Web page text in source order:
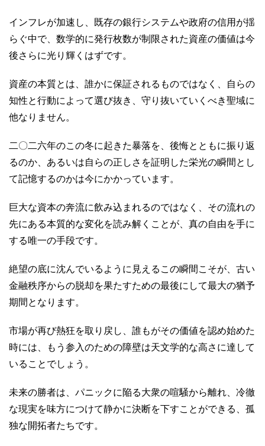
インフレが加速し、既存の銀行システムや政府の信用が揺
らぐ中で、数学的に発行枚数が制限された資産の価値は今
後さらに光り輝くはずです。
資産の本質とは、誰かに保証されるものではなく、自らの
知性と行動によって選び抜き、守り抜いていくべき聖域に
他なりません。
二〇二六年のこの冬に起きた暴落を、後悔とともに振り返
るのか、あるいは自らの正しさを証明した栄光の瞬間とし
て記憶するのかは今にかかっています。
巨大な資本の奔流に飲み込まれるのではなく、その流れの
先にある本質的な変化を読み解くことが、真の自由を手に
する唯一の手段です。
絶望の底に沈んでいるように見えるこの瞬間こそが、古い
金融秩序からの脱却を果たすための最後にして最大の猶予
期間となります。
市場が再び熱狂を取り戻し、誰もがその価値を認め始めた
時には、もう参入のための障壁は天文学的な高さに達して
いることでしょう。
未来の勝者は、パニックに陥る大衆の喧騒から離れ、冷徹
な現実を味方につけて静かに決断を下すことができる、孤
独な開拓者たちです。